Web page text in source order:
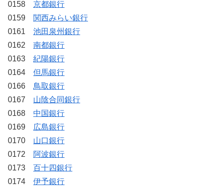
0158 京都銀行
0159 関西みらい銀行
0161 池田泉州銀行
0162 南都銀行
0163 紀陽銀行
0164 但馬銀行
0166 鳥取銀行
0167 山陰合同銀行
0168 中国銀行
0169
広島銀行
0170 山口銀行
0172
阿波銀行
0173 百十四銀行
0174 伊予銀行